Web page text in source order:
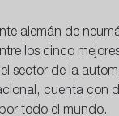
alemán de
los cinco
sector de la
cuenta con
todo el mundo.